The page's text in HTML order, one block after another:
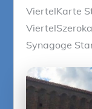
ViertelKarte
Synagoge